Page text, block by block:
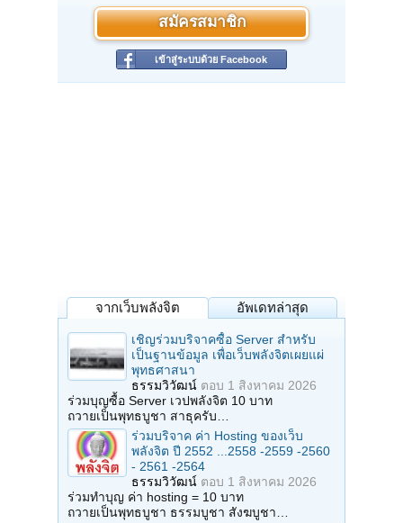
สมัครสมาชิก
เข้าสู่ระบบด้วย Facebook
จากเว็บพลังจิต อัพเดทล่าสุด
เชิญร่วมบริจาคซื้อ Server สำหรับ
เป็นฐานข้อมูล เพื่อเว็บพลังจิตเผยแผ่
พุทธศาสนา
ธรรมวิวัฒน์ ตอบ 1 สิงหาคม 2026
ร่วมบุญซื้อ Server เวปพลังจิต 10 บาท
ถวายเป็นพุทธบูชา สาธุครับ…
ร่วมบริจาค ค่า Hosting ของเว็บ
พลังจิต ปี 2552 ...2558 -2559 -2560
- 2561 -2564
ธรรมวิวัฒน์ ตอบ 1 สิงหาคม 2026
ร่วมทำบุญ ค่า hosting = 10 บาท
ถวายเป็นพุทธบูชา ธรรมบูชา สังฆบูชา…